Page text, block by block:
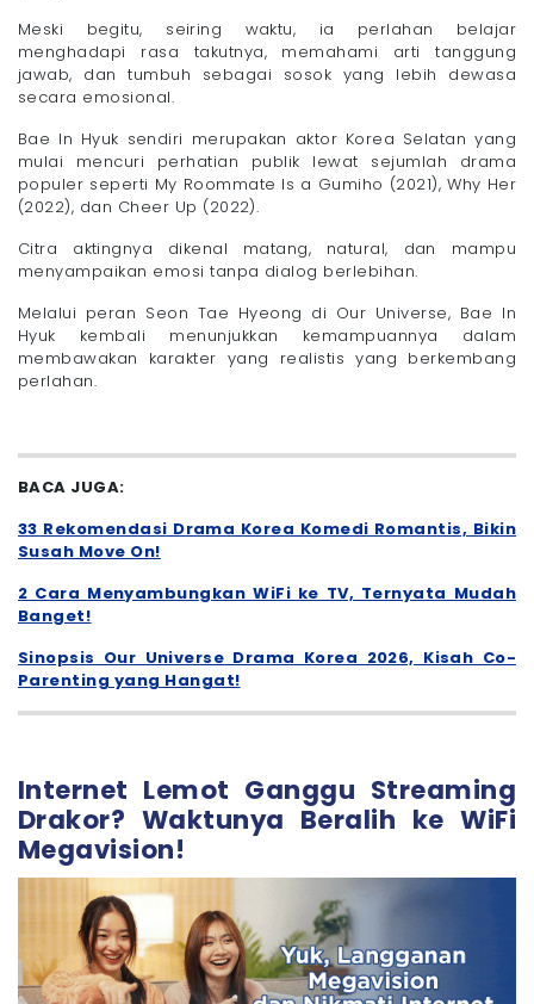
Meski begitu, seiring waktu, ia perlahan belajar
menghadapi rasa takutnya, memahami arti tanggung
jawab, dan tumbuh sebagai sosok yang lebih dewasa
secara emosional.
Bae In Hyuk sendiri merupakan aktor Korea Selatan yang
mulai mencuri perhatian publik lewat sejumlah drama
populer seperti My Roommate Is a Gumiho (2021), Why Her
(2022), dan Cheer Up (2022).
Citra aktingnya dikenal matang, natural, dan mampu
menyampaikan emosi tanpa dialog berlebihan.
Melalui peran Seon Tae Hyeong di Our Universe, Bae In
Hyuk kembali menunjukkan kemampuannya dalam
membawakan karakter yang realistis yang berkembang
perlahan.
BACA JUGA:
33 Rekomendasi Drama Korea Komedi Romantis, Bikin
Susah Move On!
2 Cara Menyambungkan WiFi ke TV, Ternyata Mudah
Banget!
Sinopsis Our Universe Drama Korea 2026, Kisah Co-
Parenting yang Hangat!
Internet Lemot Ganggu Streaming
Drakor? Waktunya Beralih ke WiFi
Megavision!